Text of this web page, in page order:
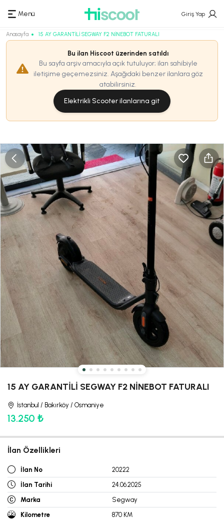
Menü Giriş Yap
Anasayfa 15 AY GARANTİLİ SEGWAY F2 NİNEBOT FATURALI
Bu ilan Hiscoot üzerinden satıldı
Bu sayfa arşiv amacıyla açık tutuluyor; ilan sahibiyle
iletişime geçemezsiniz. Aşağıdaki benzer ilanlara göz
atabilirsiniz.
Elektrikli Scooter ilanlarına git
15 AY GARANTİLİ SEGWAY F2 NİNEBOT FATURALI
İstanbul / Bakırköy / Osmaniye
13.250 ₺
İlan Özellikleri
İlan No
20222
İlan Tarihi
24.06.2025
Marka
Segway
Kilometre
870 KM